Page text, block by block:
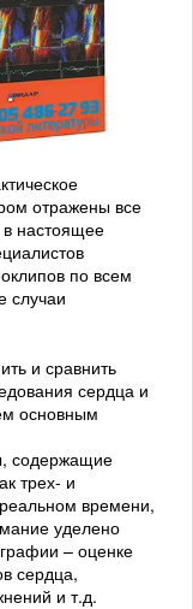
отражены все
настоящее
по всем
случаи
и сравнить
сердца и
основным
содержащие
трех- и
времени,
уделено
– оценке
сердца,
и т.д.